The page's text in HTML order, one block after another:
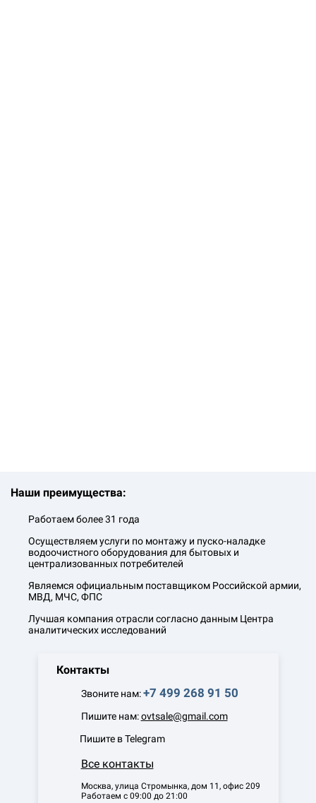
Наши преимущества:
Работаем более 31 года
Осуществляем услуги по монтажу и пуско-наладке
водоочистного оборудования для бытовых и
централизованных потребителей
Являемся официальным поставщиком Российской армии,
МВД, МЧС, ФПС
Лучшая компания отрасли согласно данным Центра
аналитических исследований
Контакты
Звоните нам:+7 499 268 91 50
Пишите нам:ovtsale@gmail.com
Пишите в Telegram
Все контакты
Москва, улица Стромынка, дом 11, офис 209
Работаем с 09:00 до 21:00